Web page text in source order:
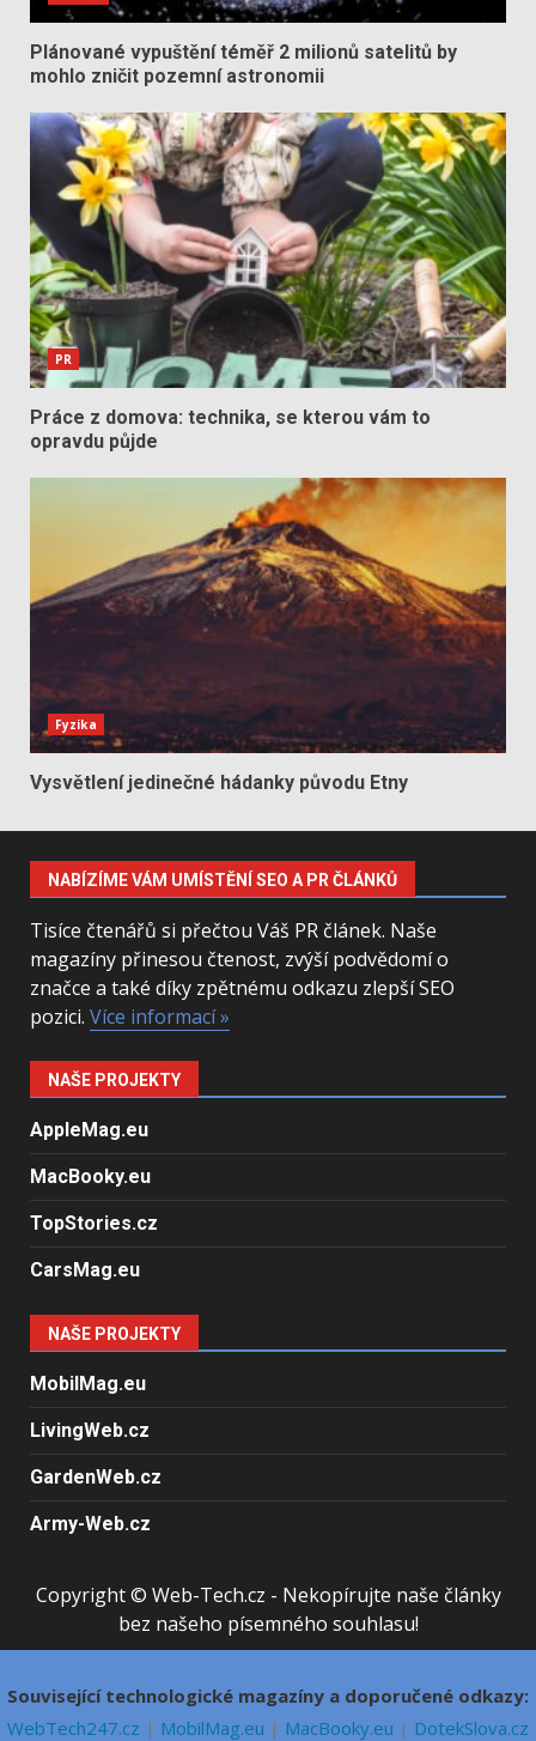
Plánované vypuštění téměř 2 milionů satelitů by
mohlo zničit pozemní astronomii
PR
Práce z domova: technika, se kterou vám to
opravdu půjde
Fyzika
Vysvětlení jedinečné hádanky původu Etny
NABÍZÍME VÁM UMÍSTĚNÍ SEO A PR ČLÁNKŮ
Tisíce čtenářů si přečtou Váš PR článek. Naše
magazíny přinesou čtenost, zvýší podvědomí o
značce a také díky zpětnému odkazu zlepší SEO
pozici. Více informací »
NAŠE PROJEKTY
AppleMag.eu
MacBooky.eu
TopStories.cz
CarsMag.eu
NAŠE PROJEKTY
MobilMag.eu
LivingWeb.cz
GardenWeb.cz
Army-Web.cz
Copyright © Web-Tech.cz - Nekopírujte naše články
bez našeho písemného souhlasu!
Související technologické magazíny a doporučené odkazy:
WebTech247.cz | MobilMag.eu | MacBooky.eu | DotekSlova.cz